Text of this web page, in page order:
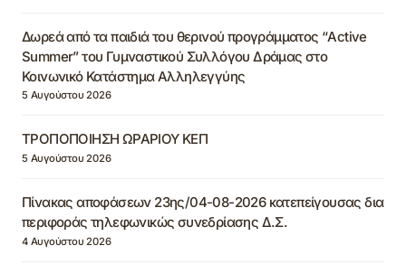
Δωρεά από τα παιδιά του θερινού προγράμματος “Active
Summer” του Γυμναστικού Συλλόγου Δράμας στο
Κοινωνικό Κατάστημα Αλληλεγγύης
5 Αυγούστου 2026
ΤΡΟΠΟΠΟΙΗΣΗ ΩΡΑΡΙΟΥ ΚΕΠ
5 Αυγούστου 2026
Πίνακας αποφάσεων 23ης/04-08-2026 κατεπείγουσας δια
περιφοράς τηλεφωνικώς συνεδρίασης Δ.Σ.
4 Αυγούστου 2026